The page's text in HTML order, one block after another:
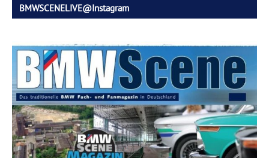
BMWSCENELIVE@Instagram